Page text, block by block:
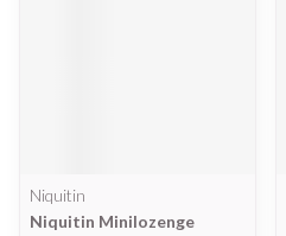
Niquitin
Niquitin Minilozenge